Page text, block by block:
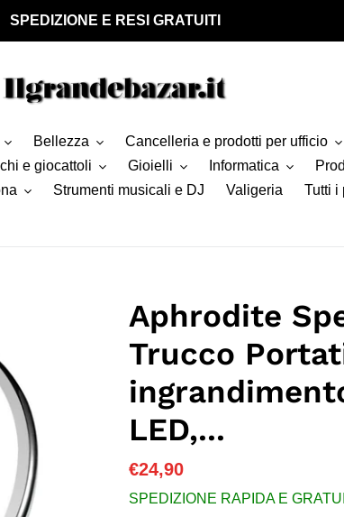
SPEDIZIONE E RESI GRATUITI
Bellezza Cancelleria e prodotti per ufficio
e giocattoli Gioielli Informatica
Strumenti musicali e DJ Valigeria Tutti i
Aphrodite
Trucco
LED,...
Prezzo
di
€24,90
SPEDIZIONE RAPIDA E